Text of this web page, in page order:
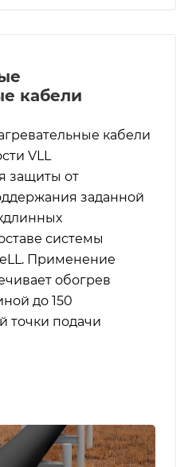
кабели
кабели
VLL
защиты от
заданной
системы
Применение
обогрев
до 150
точки подачи